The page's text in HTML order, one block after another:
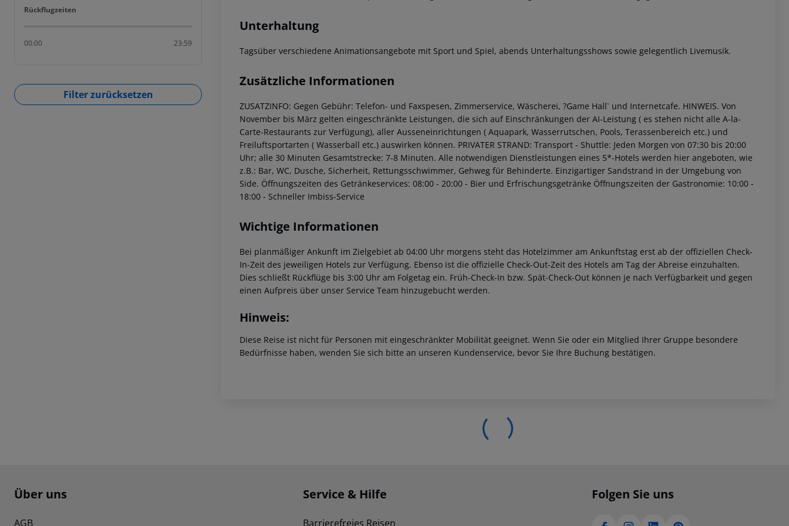
Rückflugzeiten
Rückflugzeiten
00:00 23:59
Filter zurücksetzen
Unterhaltung
Tagsüber verschiedene Animationsangebote mit Sport und Spiel, abends Unterhaltungsshows sowie gelegentlich Livemusik.
Zusätzliche Informationen
ZUSATZINFO: Gegen Gebühr: Telefon- und Faxspesen, Zimmerservice, Wäscherei, ?Game Hall` und Internetcafe. HINWEIS. Von
November bis März gelten eingeschränkte Leistungen, die sich auf Einschränkungen der AI-Leistung ( es stehen nicht alle A-la-
Carte-Restaurants zur Verfügung), aller Ausseneinrichtungen ( Aquapark, Wasserrutschen, Pools, Terassenbereich etc.) und
Freiluftsportarten ( Wasserball etc.) auswirken können. PRIVATER STRAND: Transport - Shuttle: Jeden Morgen von 07:30 bis 20:00
Uhr; alle 30 Minuten Gesamtstrecke: 7-8 Minuten. Alle notwendigen Dienstleistungen eines 5*-Hotels werden hier angeboten, wie
z.B.: Bar, WC, Dusche, Sicherheit, Rettungsschwimmer, Gehweg für Behinderte. Einzigartiger Sandstrand in der Umgebung von
Side. Öffnungszeiten des Getränkeservices: 08:00 - 20:00 - Bier und Erfrischungsgetränke Öffnungszeiten der Gastronomie: 10:00 -
18:00 - Schneller Imbiss-Service
Wichtige Informationen
Bei planmäßiger Ankunft im Zielgebiet ab 04:00 Uhr morgens steht das Hotelzimmer am Ankunftstag erst ab der offiziellen Check-
In-Zeit des jeweiligen Hotels zur Verfügung. Ebenso ist die offizielle Check-Out-Zeit des Hotels am Tag der Abreise einzuhalten.
Dies schließt Rückflüge bis 3:00 Uhr am Folgetag ein. Früh-Check-In bzw. Spät-Check-Out können je nach Verfügbarkeit und gegen
einen Aufpreis über unser Service Team hinzugebucht werden.
Hinweis:
Diese Reise ist nicht für Personen mit eingeschränkter Mobilität geeignet. Wenn Sie oder ein Mitglied Ihrer Gruppe besondere
Bedürfnisse haben, wenden Sie sich bitte an unseren Kundenservice, bevor Sie Ihre Buchung bestätigen.
Footer navigation
Über uns
AGB
Service & Hilfe
Barrierefreies Reisen
Folgen Sie uns